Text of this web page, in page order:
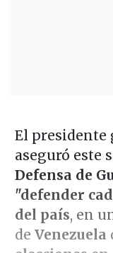
El presidente
aseguró este
Defensa de
"defender
del país, en
de Venezuela